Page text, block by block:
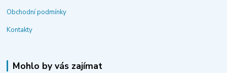
Obchodní podmínky
Kontakty
Mohlo by vás zajímat